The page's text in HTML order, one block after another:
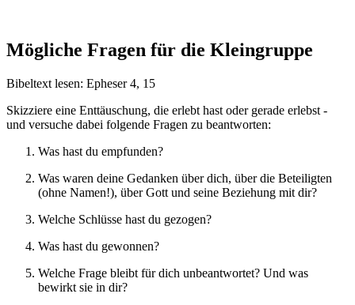
Mögliche Fragen für die Kleingruppe
Bibeltext lesen: Epheser 4, 15
Skizziere eine Enttäuschung, die erlebt hast oder gerade erlebst -
und versuche dabei folgende Fragen zu beantworten:
Was hast du empfunden?
Was waren deine Gedanken über dich, über die Beteiligten
(ohne Namen!), über Gott und seine Beziehung mit dir?
Welche Schlüsse hast du gezogen?
Was hast du gewonnen?
Welche Frage bleibt für dich unbeantwortet? Und was
bewirkt sie in dir?